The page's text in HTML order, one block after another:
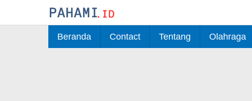
Beranda Contact Tentang Olahraga